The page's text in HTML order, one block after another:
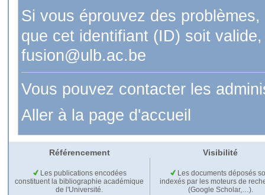
Si vous éprouvez des
que cet identifiant (ID) soit
fusion@ulb.ac.be
Vous pouvez contacter les
Aller à la page d'accueil
Référencement Visibilité
Les publications encodées
constituent la bibliographie académique
de l'Université.
Les documents déposés
indexés par les moteurs de
(Google Scholar,…).